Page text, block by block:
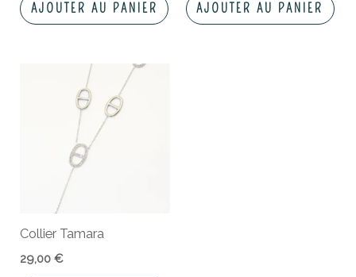
AJOUTER AU PANIER AJOUTER AU PANIER
Collier Tamara
29,00€